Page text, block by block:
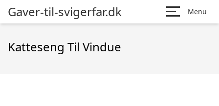
Gaver-til-svigerfar.dk Menu
Katteseng Til Vindue